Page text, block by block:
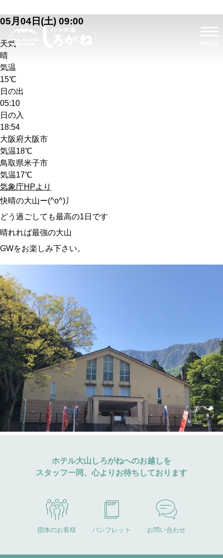
05月04日(土) 09:00
天気
晴
気温
15℃
日の出
05:10
日の入
18:54
大阪府大阪市
気温18℃
鳥取県米子市
気温17℃
気象庁HPより
快晴の大山ー(^o^)丿
どう過ごしても最高の1日です
晴れれば最強の大山
GWをお楽しみ下さい。
ホテル大山しろがねへのお越しを
スタッフ一同、心よりお待ちしております
団体のお客様 パンフレット お問い合わせ